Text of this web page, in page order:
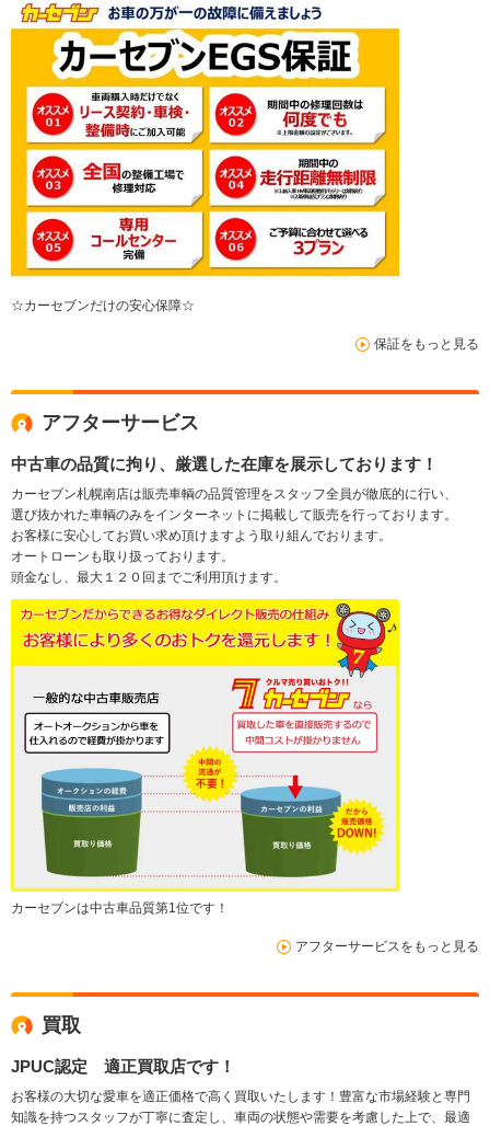
☆カーセブンだけの安心保障☆
保証をもっと見る
アフターサービス
中古車の品質に拘り、厳選した在庫を展示しております！
カーセブン札幌南店は販売車輌の品質管理をスタッフ全員が徹底的に行い、
選び抜かれた車輌のみをインターネットに掲載して販売を行っております。
お客様に安心してお買い求め頂けますよう取り組んでおります。
オートローンも取り扱っております。
頭金なし、最大１２０回までご利用頂けます。
カーセブンは中古車品質第1位です！
アフターサービスをもっと見る
買取
JPUC認定 適正買取店です！
お客様の大切な愛車を適正価格で高く買取いたします！豊富な市場経験と専門
知識を持つスタッフが丁寧に査定し、車両の状態や需要を考慮した上で、最適